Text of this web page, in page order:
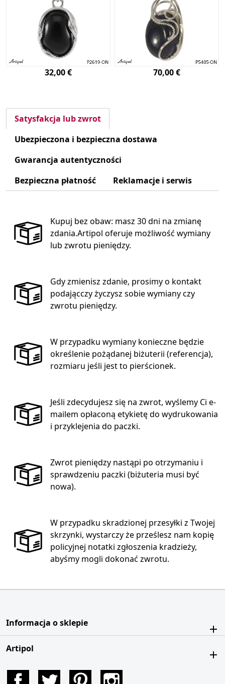
32,00 € 70,00 €
Satysfakcja lub zwrot
Ubezpieczona i bezpieczna dostawa
Gwarancja autentyczności
Bezpieczna płatność
Reklamacje i serwis
Kupuj bez obaw: masz 30 dni na zmianę
zdania.Artipol oferuje możliwość wymiany
lub zwrotu pieniędzy.
Gdy zmienisz zdanie, prosimy o kontakt
podającczy życzysz sobie wymiany czy
zwrotu pieniędzy.
W przypadku wymiany konieczne będzie
określenie pożądanej biżuterii (referencja),
rozmiaru jeśli jest to pierścionek.
Jeśli zdecydujesz się na zwrot, wyślemy Ci e-
mailem opłaconą etykietę do wydrukowania
i przyklejenia do paczki.
Zwrot pieniędzy nastąpi po otrzymaniu i
sprawdzeniu paczki (biżuteria musi być
nowa).
W przypadku skradzionej przesyłki z Twojej
skrzynki, wystarczy że prześlesz nam kopię
policyjnej notatki zgłoszenia kradzieży,
abyśmy mogli dokonać zwrotu.
Informacja o sklepie
Artipol
Facebook Twitter Pinterest